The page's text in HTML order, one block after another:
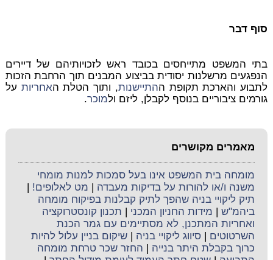
סוף דבר
בתי המשפט מתייחסים בכובד ראש לזכויותיהם של דיירים
הנפגעים מרשלנות יסודית בביצוע המבנים תוך הרחבת הזכות
לתבוע והארכת תקופת ההתיישנות, ותוך הטלת האחריות על
גורמים ציבוריים בנוסף לקבלן, ליזם ולמוכר.
מאמרים מקושרים
מומחה בית המשפט אינו בעל סמכות למנות מומחי
משנה ו/או להורות על בדיקות מעבדה
מט לאלופים!
תיק ליקויי בניה שהפך לתיק קבלנות בפיקוח מומחה
ביהמ"ש
מידות החניון המכני
תכנון קונסטרוקציה
ואחריות המתכנן, לא מסתיימים עם גמר הכנת
השרטוטים |סיווג ליקויי בניה |שיקום בניין עלול להיות
כרוך בקבלת היתר בנייה
החזר שכר טרחת מומחה